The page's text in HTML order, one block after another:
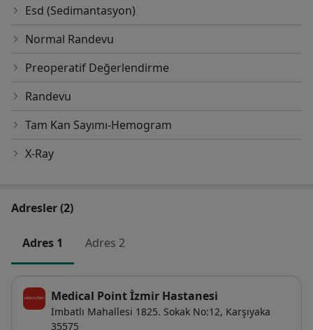
Esd (Sedimantasyon)
Normal Randevu
Preoperatif Değerlendirme
Randevu
Tam Kan Sayımı-Hemogram
X-Ray
Adresler (2)
Adres 1 Adres 2
Medical Point İzmir Hastanesi
İmbatlı Mahallesi 1825. Sokak No:12, Karşıyaka
35575